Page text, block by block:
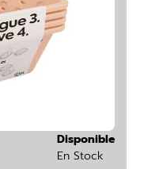
Disponible
En Stock